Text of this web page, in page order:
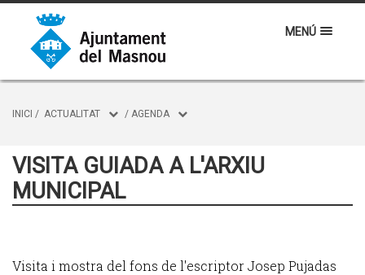
MENÚ
INICI / ACTUALITAT / AGENDA
VISITA GUIADA A L'ARXIU
MUNICIPAL
Visita i mostra del fons de l'escriptor Josep Pujadas